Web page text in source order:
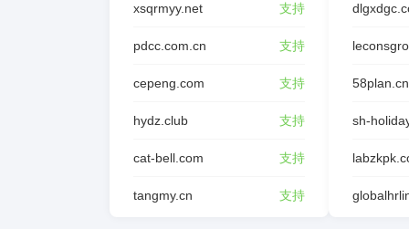
xsqrmyy.net 支持
pdcc.com.cn 支持
cepeng.com 支持
hydz.club 支持
cat-bell.com 支持
tangmy.cn 支持
58plan.cn
sh-